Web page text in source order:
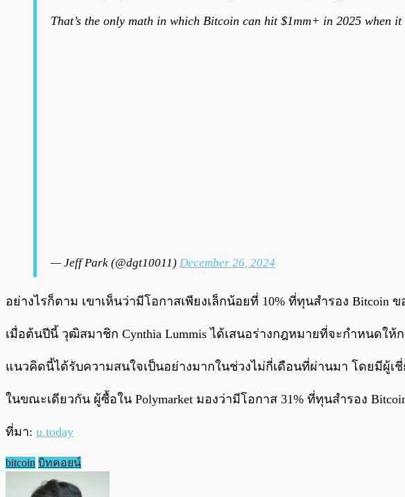
That’s the only math in which Bitcoin can hit $1mm+ in 2025 when it
— Jeff Park (@dgt10011) December 26, 2024
อย่างไรก็ตาม เขาเห็นว่ามีโอกาสเพียงเล็กน้อยที่ 10% ที่ทุนสำรอง Bitcoin
เมื่อต้นปีนี้ วุฒิสมาชิก Cynthia Lummis ได้เสนอร่างกฎหมายที่จะกำหนดใ
แนวคิดนี้ได้รับความสนใจเป็นอย่างมากในช่วงไม่กี่เดือนที่ผ่านมา โดยมีผู้เ
ในขณะเดียวกัน ผู้ซื้อใน Polymarket มองว่ามีโอกาส 31% ที่ทุนสำรอง
ที่มา: u.today
bitcoin บิทคอยน์